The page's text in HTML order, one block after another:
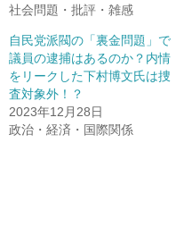
社会問題・批評・雑感
自民党派閥の「裏金問題」で
議員の逮捕はあるのか？内情
をリークした下村博文氏は捜
査対象外！？
2023年12月28日
政治・経済・国際関係